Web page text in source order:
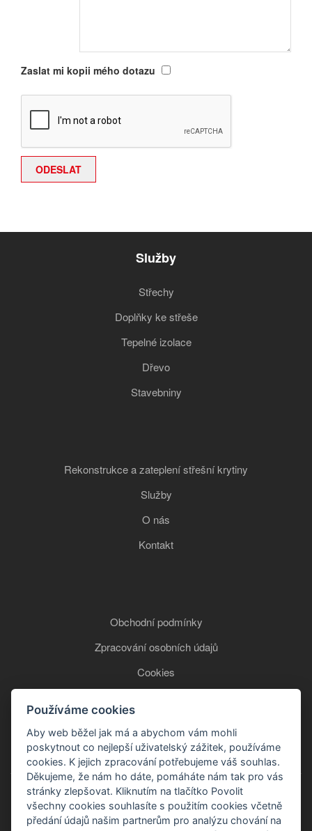
Zaslat mi kopii mého dotazu
Služby
Střechy
Doplňky ke střeše
Tepelné izolace
Dřevo
Stavebniny
Rekonstrukce a zateplení střešní krytiny
Služby
O nás
Kontakt
Obchodní podmínky
Zpracování osobních údajů
Cookies
+420 777 850 465
Používáme cookies
Aby web běžel jak má a abychom vám mohli
poskytnout co nejlepší uživatelský zážitek, používáme
cookies. K jejich zpracování potřebujeme váš souhlas.
Děkujeme, že nám ho dáte, pomáháte nám tak pro vás
stránky zlepšovat. Kliknutím na tlačítko Povolit
všechny cookies souhlasíte s použitím cookies včetně
předání údajů našim partnerům pro analýzu chování na